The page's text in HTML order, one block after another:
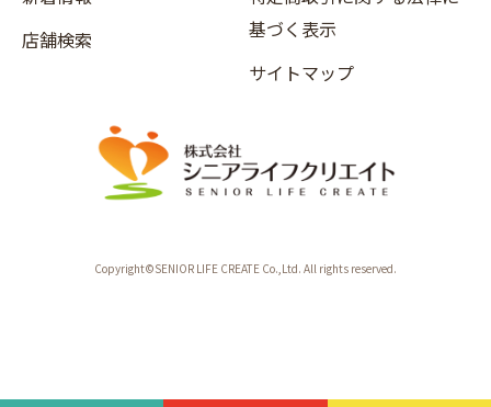
店舗検索
基づく表示
サイトマップ
Copyright©SENIOR LIFE CREATE Co.,Ltd. All rights reserved.